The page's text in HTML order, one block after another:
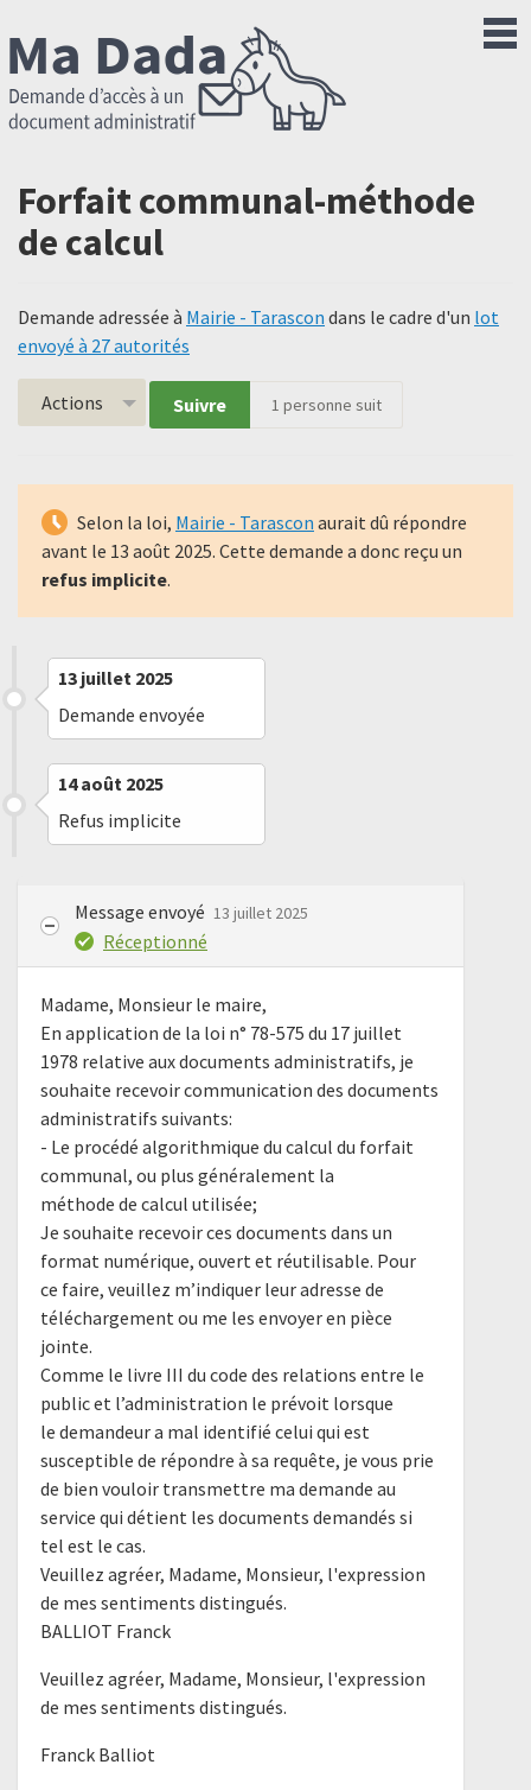
Forfait communal-méthode
de calcul
Demande adressée à Mairie - Tarascon dans le cadre d'un lot
envoyé à 27 autorités
Actions Suivre 1 personne suit
Selon la loi, Mairie - Tarascon aurait dû répondre
avant le 13 août 2025. Cette demande a donc reçu un
refus implicite.
13 juillet 2025
Demande envoyée
14 août 2025
Refus implicite
Message envoyé 13 juillet 2025
Réceptionné
Madame, Monsieur le maire,
En application de la loi n° 78-575 du 17 juillet
1978 relative aux documents administratifs, je
souhaite recevoir communication des documents
administratifs suivants:
- Le procédé algorithmique du calcul du forfait
communal, ou plus généralement la
méthode de calcul utilisée;
Je souhaite recevoir ces documents dans un
format numérique, ouvert et réutilisable. Pour
ce faire, veuillez m’indiquer leur adresse de
téléchargement ou me les envoyer en pièce
jointe.
Comme le livre III du code des relations entre le
public et l’administration le prévoit lorsque
le demandeur a mal identifié celui qui est
susceptible de répondre à sa requête, je vous prie
de bien vouloir transmettre ma demande au
service qui détient les documents demandés si
tel est le cas.
Veuillez agréer, Madame, Monsieur, l'expression
de mes sentiments distingués.
BALLIOT Franck
Veuillez agréer, Madame, Monsieur, l'expression
de mes sentiments distingués.
Franck Balliot